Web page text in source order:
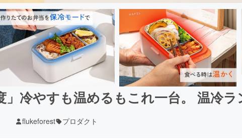
冷やすも温めるもこれ一台。 温冷
flukeforest プロダクト